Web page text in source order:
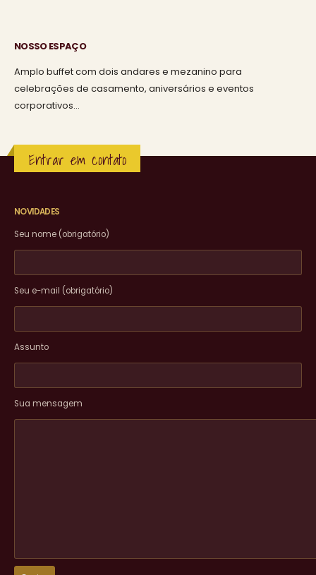
NOSSO ESPAÇO
Amplo buffet com dois andares e mezanino para
celebrações de casamento, aniversários e eventos
corporativos…
Entrar em contato
NOVIDADES
Seu nome (obrigatório)
Seu e-mail (obrigatório)
Assunto
Sua mensagem